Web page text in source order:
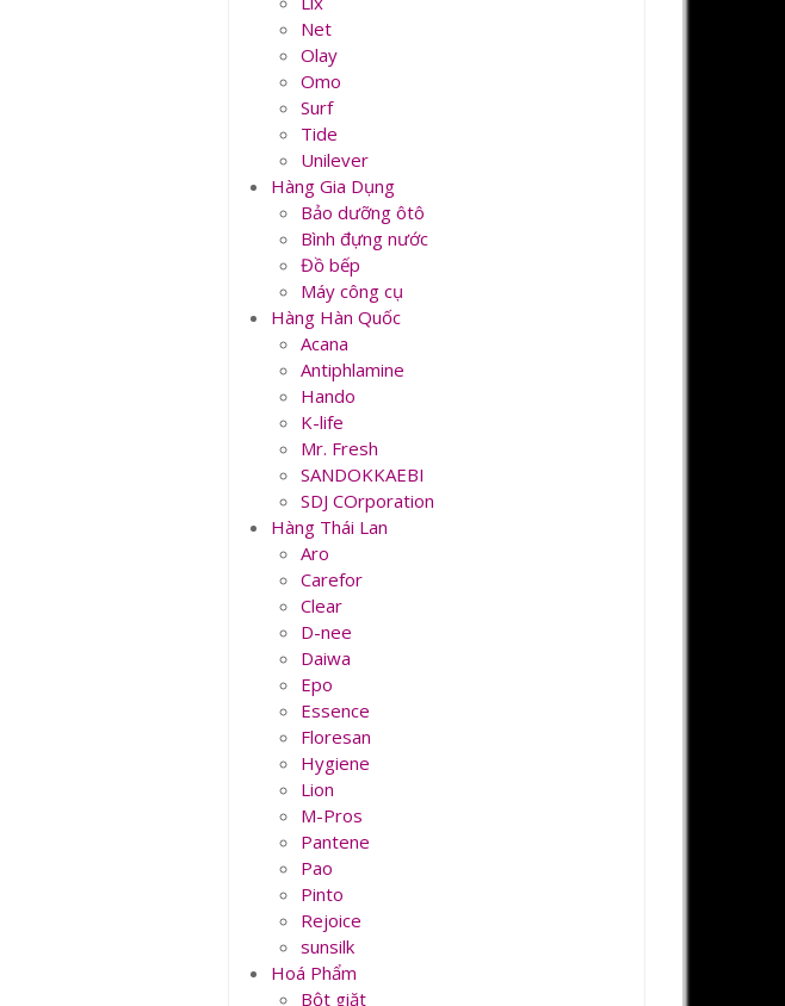
Net
Olay
Omo
Surf
Tide
Unilever
Hàng Gia Dụng
Bảo dưỡng ôtô
Bình đựng nước
Đồ bếp
Máy công cụ
Hàng Hàn Quốc
Acana
Antiphlamine
Hando
K-life
Mr. Fresh
SANDOKKAEBI
SDJ COrporation
Hàng Thái Lan
Aro
Carefor
Clear
D-nee
Daiwa
Epo
Essence
Floresan
Hygiene
Lion
M-Pros
Pantene
Pao
Pinto
Rejoice
sunsilk
Hoá Phẩm
Bột giặt